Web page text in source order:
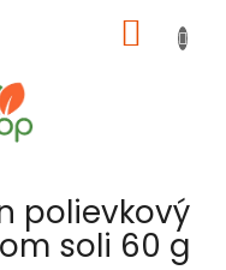
KOŠÍK
polievkový
soli 60 g